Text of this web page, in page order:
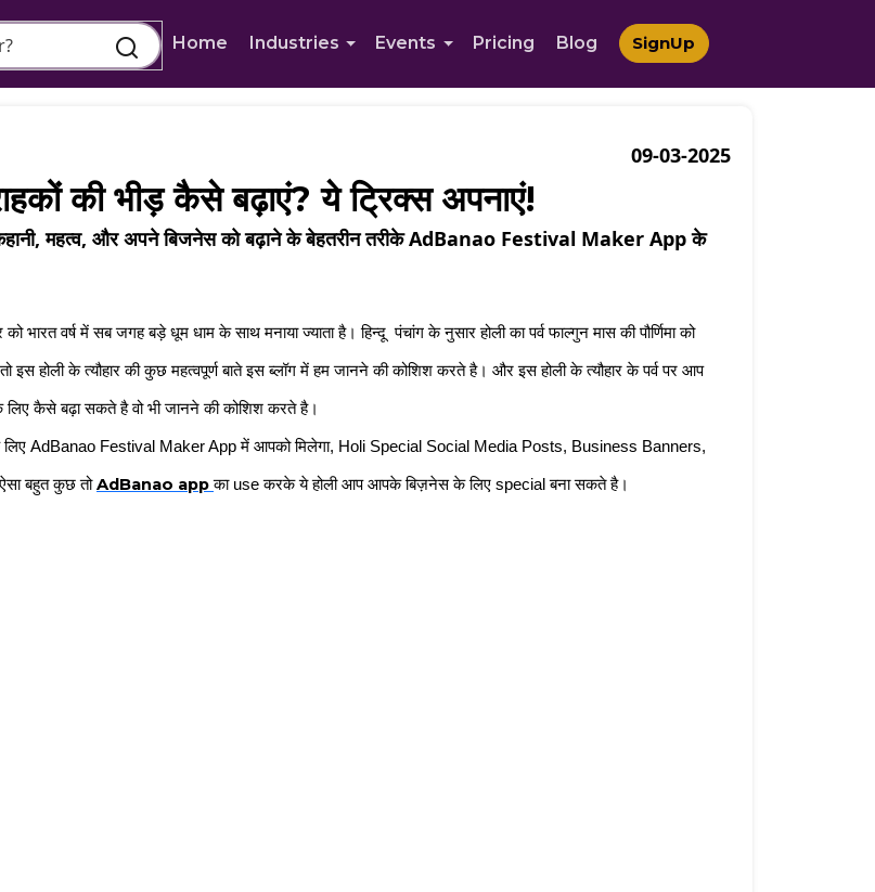
Home Industries Events Pricing Blog SignUp
की भीड़ कैसे बढ़ाएं? ये ट्रिक्स अपनाएं!
09-03-2025
कहानी, महत्व, और अपने बिजनेस को बढ़ाने के बेहतरीन तरीके AdBanao Festival Maker App के
को भारत वर्ष में सब जगह बड़े धूम धाम के साथ मनाया ज्याता है। हिन्दू  पंचांग के नुसार होली का पर्व फाल्गुन मास की पौर्णिमा को
तो इस होली के त्यौहार की कुछ महत्वपूर्ण बाते इस ब्लॉग में हम जानने की कोशिश करते है। और इस होली के त्यौहार के पर्व पर आप
कैसे बढ़ा सकते है वो भी जानने की कोशिश करते है।
लिए AdBanao Festival Maker App में आपको मिलेगा, Holi Special Social Media Posts, Business Banners,
बहुत कुछ तो AdBanao app का use करके ये होली आप आपके बिज़नेस के लिए special बना सकते है।